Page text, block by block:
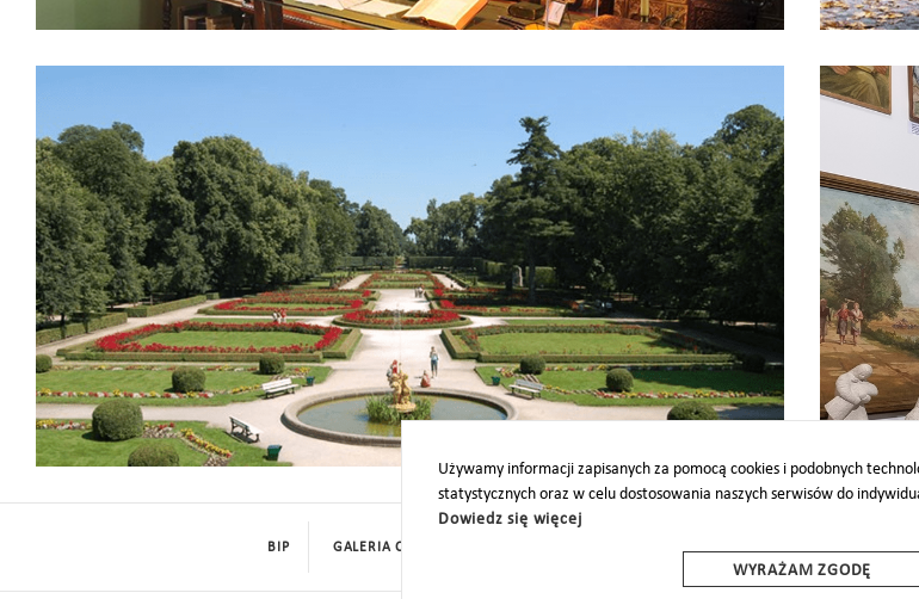
Park
Używamy informacji zapisanych za pomocą cookies i podobnych
statystycznych oraz w celu dostosowania naszych serwisów do
Dowiedz się więcej
WYRAŻAM ZGODĘ
BIP GALERIA CYFROWA